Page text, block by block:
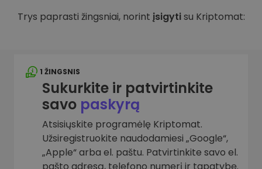
Trys paprasti žingsniai, norint įsigytisu Kriptomat:
1 ŽINGSNIS
Sukurkite ir patvirtinkite
savo paskyrą
Atsisiųskite programėlę Kriptomat.
Užsiregistruokite naudodamiesi „Google“,
„Apple“ arba el. paštu. Patvirtinkite savo el.